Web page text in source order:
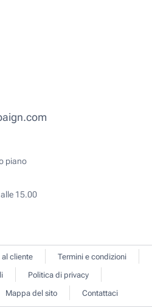
piano
15.00
al cliente
Termini e condizioni
Politica di privacy
Mappa del sito Contattaci